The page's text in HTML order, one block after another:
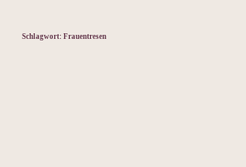
Schlagwort: Frauentresen